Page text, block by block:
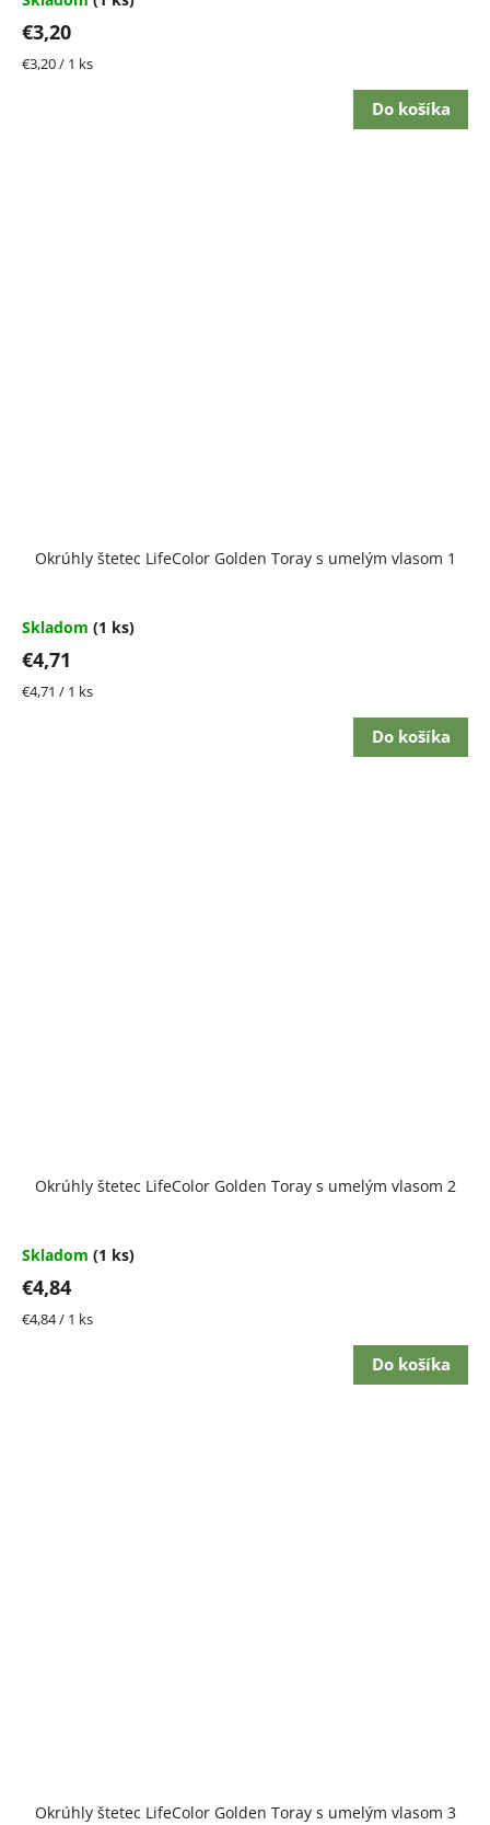
€3,20
Jednotková
€3,20 / 1 ks
Do košíka
Okrúhly štetec LifeColor Golden Toray s umelým vlasom 1
Skladom (1 ks)
€4,71
Jednotková
€4,71 / 1 ks
Do košíka
Okrúhly štetec LifeColor Golden Toray s umelým vlasom 2
Skladom (1 ks)
€4,84
Jednotková
€4,84 / 1 ks
Do košíka
Okrúhly štetec LifeColor Golden Toray s umelým vlasom 3